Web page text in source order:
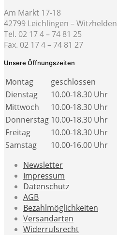
Am Markt 17-18
42799 Leichlingen – Witzhelden
Tel. 02 17 4 – 74 81 25
Fax. 02 17 4 – 74 81 27
Unsere Öffnungszeiten
Montag
geschlossen
Dienstag
10.00-18.30 Uhr
Mittwoch
10.00-18.30 Uhr
Donnerstag 10.00-18.30 Uhr
Freitag
10.00-18.30 Uhr
Samstag
10.00-16.00 Uhr
Newsletter
Impressum
Datenschutz
AGB
Bezahlmöglichkeiten
Versandarten
Widerrufsrecht